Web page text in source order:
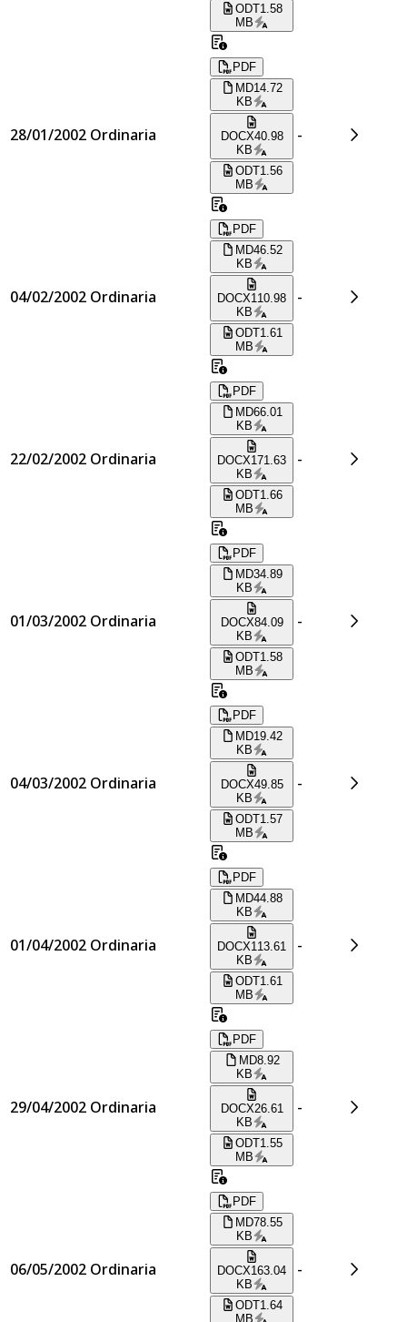
ODT1.58
MB
28/01/2002 Ordinaria
PDF
MD14.72
KB
DOCX40.98
KB
ODT1.56
MB
-
04/02/2002 Ordinaria
PDF
MD46.52
KB
DOCX110.98
KB
ODT1.61
MB
-
22/02/2002 Ordinaria
PDF
MD66.01
KB
DOCX171.63
KB
ODT1.66
MB
-
01/03/2002 Ordinaria
PDF
MD34.89
KB
DOCX84.09
KB
ODT1.58
MB
-
04/03/2002 Ordinaria
PDF
MD19.42
KB
DOCX49.85
KB
ODT1.57
MB
-
01/04/2002 Ordinaria
PDF
MD44.88
KB
DOCX113.61
KB
ODT1.61
MB
-
29/04/2002 Ordinaria
PDF
MD8.92
KB
DOCX26.61
KB
ODT1.55
MB
-
06/05/2002 Ordinaria
PDF
MD78.55
KB
DOCX163.04
KB
ODT1.64
MB
-